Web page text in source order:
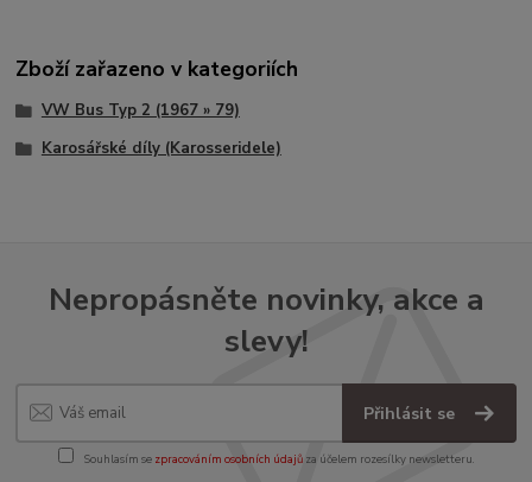
Zboží zařazeno v kategoriích
VW Bus Typ 2 (1967 » 79)
Karosářské díly (Karosseridele)
Nepropásněte novinky, akce a
slevy!
Přihlásit se
Souhlasím se zpracováním osobních údajůza účelem rozesílky newsletteru.